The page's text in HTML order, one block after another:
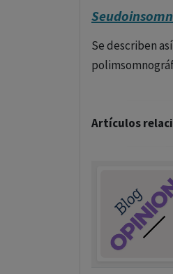
Se describen
Artículos